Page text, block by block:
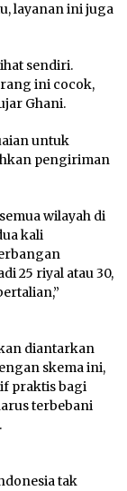
layanan ini juga
sendiri.
ini cocok,
Ghani.
untuk
pengiriman
wilayah di
kali
25 riyal atau 30,
diantarkan
skema ini,
praktis bagi
terbebani
tak